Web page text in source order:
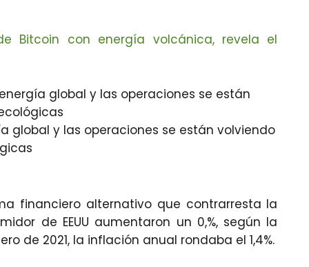
Bitcoin con energía volcánica, revela el
global y las operaciones se están volviendo
financiero alternativo que contrarresta la
de EEUU aumentaron un 0,%, según la
de 2021, la inflación anual rondaba el 1,4%.